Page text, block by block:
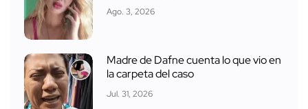
Ago. 3, 2026
Madre de Dafne cuenta lo que vio en
la carpeta del caso
Jul. 31, 2026